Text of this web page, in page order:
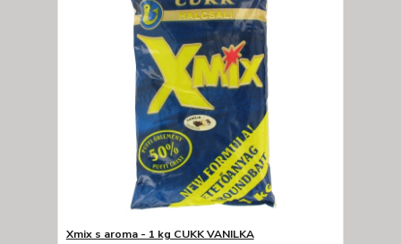
Xmix s aroma - 1 kg CUKK VANILKA